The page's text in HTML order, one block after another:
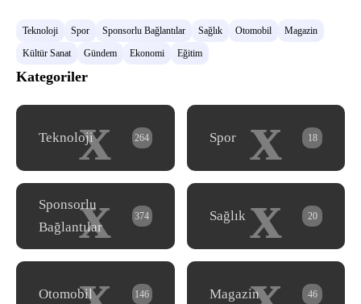
Teknoloji Spor Sponsorlu Bağlantılar Sağlık Otomobil
Magazin
Kültür Sanat
Gündem Ekonomi Eğitim
Kategoriler
x
Teknoloji 264 x
Spor 18
x
Sponsorlu
Bağlantılar
374 x
Sağlık 20
Otomobil 146 Magazin 46